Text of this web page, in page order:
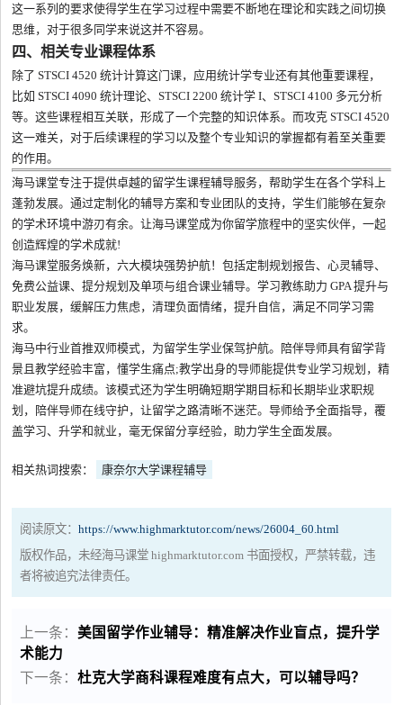
这一系列的要求使得学生在学习过程中需要不断地在理论和实践之间切换
思维，对于很多同学来说这并不容易。
四、相关专业课程体系
除了 STSCI 4520 统计计算这门课，应用统计学专业还有其他重要课程，
比如 STSCI 4090 统计理论、STSCI 2200 统计学 I、STSCI 4100 多元分析
等。这些课程相互关联，形成了一个完整的知识体系。而攻克 STSCI 4520
这一难关，对于后续课程的学习以及整个专业知识的掌握都有着至关重要
的作用。
海马课堂专注于提供卓越的留学生课程辅导服务，帮助学生在各个学科上
蓬勃发展。通过定制化的辅导方案和专业团队的支持，学生们能够在复杂
的学术环境中游刃有余。让海马课堂成为你留学旅程中的坚实伙伴，一起
创造辉煌的学术成就!
海马课堂服务焕新，六大模块强势护航！包括定制规划报告、心灵辅导、
免费公益课、提分规划及单项与组合课业辅导。学习教练助力 GPA 提升与
职业发展，缓解压力焦虑，清理负面情绪，提升自信，满足不同学习需
求。
海马中行业首推双师模式，为留学生学业保驾护航。陪伴导师具有留学背
景且教学经验丰富，懂学生痛点;教学出身的导师能提供专业学习规划，精
准避坑提升成绩。该模式还为学生明确短期学期目标和长期毕业求职规
划，陪伴导师在线守护，让留学之路清晰不迷茫。导师给予全面指导，覆
盖学习、升学和就业，毫无保留分享经验，助力学生全面发展。
相关热词搜索： 康奈尔大学课程辅导
阅读原文：https://www.highmarktutor.com/news/26004_60.html
版权作品，未经海马课堂 highmarktutor.com 书面授权，严禁转载，违
者将被追究法律责任。
上一条：美国留学作业辅导：精准解决作业盲点，提升学
术能力
下一条：杜克大学商科课程难度有点大，可以辅导吗？